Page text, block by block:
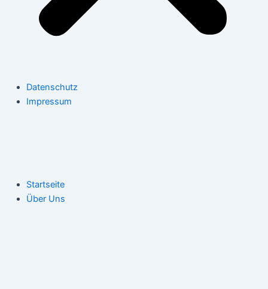
Datenschutz
Impressum
Startseite
Über Uns